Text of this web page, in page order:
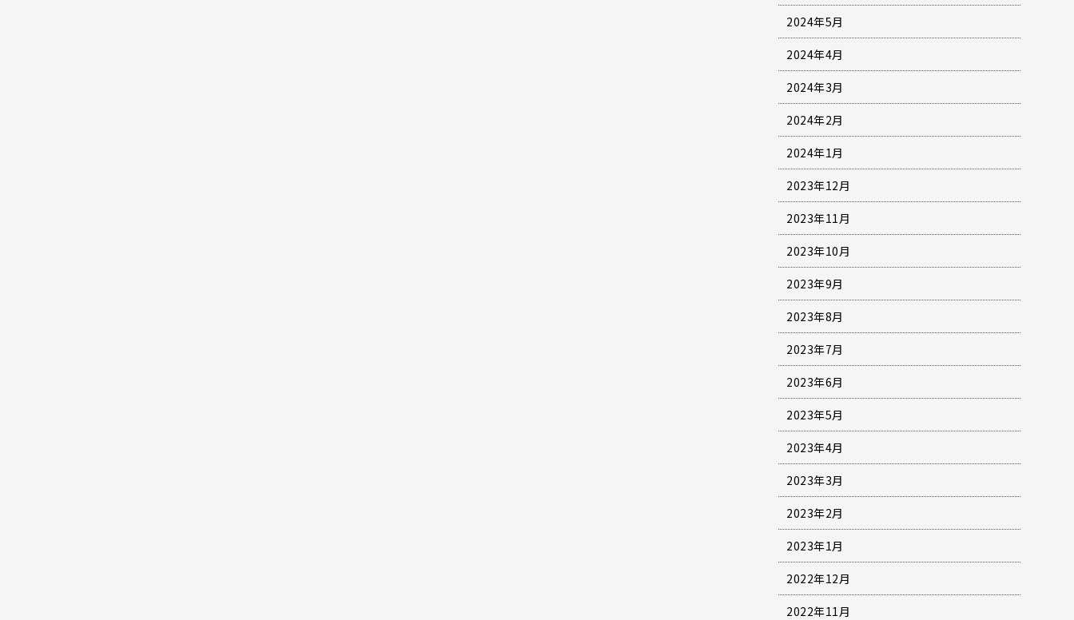
2024年5月
2024年4月
2024年3月
2024年2月
2024年1月
2023年12月
2023年11月
2023年10月
2023年9月
2023年8月
2023年7月
2023年6月
2023年5月
2023年4月
2023年3月
2023年2月
2023年1月
2022年12月
2022年11月